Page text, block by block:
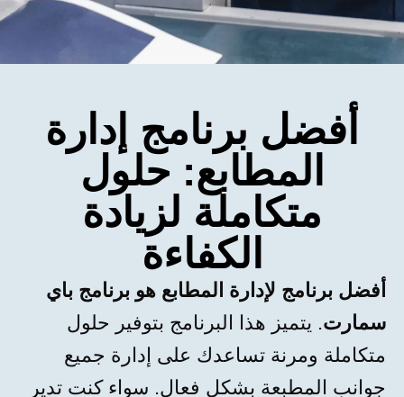
أفضل برنامج إدارة
المطابع: حلول
متكاملة لزيادة
الكفاءة
أفضل برنامج لإدارة المطابع هو برنامج باي
سمارت. يتميز هذا البرنامج بتوفير حلول
متكاملة ومرنة تساعدك على إدارة جميع
جوانب المطبعة بشكل فعال. سواء كنت تدير